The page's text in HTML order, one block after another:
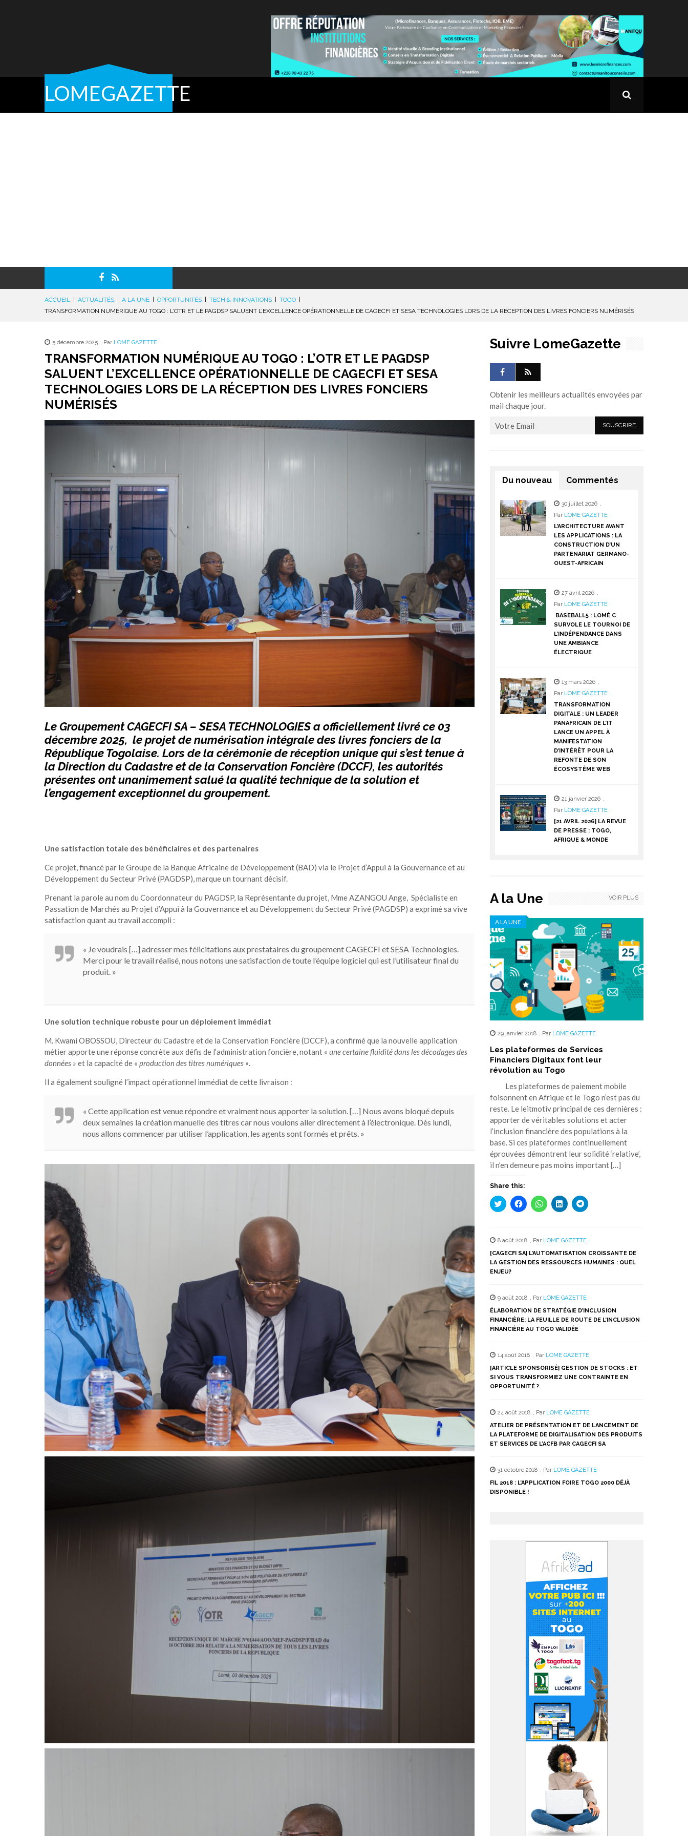
LOMEGAZETTE
ACCUEIL ACTUALITÉS A LA UNE OPPORTUNITÉS TECH & INNOVATIONS TOGO
TRANSFORMATION NUMÉRIQUE AU TOGO : L’OTR ET LE PAGDSP SALUENT L’EXCELLENCE OPÉRATIONNELLE DE CAGECFI ET SESA TECHNOLOGIES LORS DE LA RÉCEPTION DES LIVRES FONCIERS NUMÉRISÉS
5 décembre 2025 , Par LOME GAZETTE
TRANSFORMATION NUMÉRIQUE AU TOGO : L’OTR ET LE PAGDSP
SALUENT L’EXCELLENCE OPÉRATIONNELLE DE CAGECFI ET SESA
TECHNOLOGIES LORS DE LA RÉCEPTION DES LIVRES FONCIERS
NUMÉRISÉS
Le Groupement CAGECFI SA – SESA TECHNOLOGIES a officiellement livré ce 03
décembre 2025, le projet de numérisation intégrale des livres fonciers de la
République Togolaise. Lors de la cérémonie de réception unique qui s’est tenue à
la Direction du Cadastre et de la Conservation Foncière (DCCF), les autorités
présentes ont unanimement salué la qualité technique de la solution et
l’engagement exceptionnel du groupement.
Une satisfaction totale des bénéficiaires et des partenaires
Ce projet, financé par le Groupe de la Banque Africaine de Développement (BAD) via le Projet d’Appui à la Gouvernance et au
Développement du Secteur Privé (PAGDSP), marque un tournant décisif.
Prenant la parole au nom du Coordonnateur du PAGDSP, la Représentante du projet, Mme AZANGOU Ange, Spécialiste en
Passation de Marchés au Projet d’Appui à la Gouvernance et au Développement du Secteur Privé (PAGDSP) a exprimé sa vive
satisfaction quant au travail accompli :
« Je voudrais […] adresser mes félicitations aux prestataires du groupement CAGECFI et SESA Technologies.
Merci pour le travail réalisé, nous notons une satisfaction de toute l’équipe logiciel qui est l’utilisateur final du
produit. »
Une solution technique robuste pour un déploiement immédiat
M. Kwami OBOSSOU, Directeur du Cadastre et de la Conservation Foncière (DCCF), a confirmé que la nouvelle application
métier apporte une réponse concrète aux défis de l’administration foncière, notant « une certaine fluidité dans les décodages des
données » et la capacité de « production des titres numériques ».
Il a également souligné l’impact opérationnel immédiat de cette livraison :
« Cette application est venue répondre et vraiment nous apporter la solution. […] Nous avons bloqué depuis
deux semaines la création manuelle des titres car nous voulons aller directement à l’électronique. Dès lundi,
nous allons commencer par utiliser l’application, les agents sont formés et prêts. »
Suivre LomeGazette
Obtenir les meilleurs actualités envoyées par
mail chaque jour.
Du nouveau Commentés
30 juillet 2026 ,
Par LOME GAZETTE
L’ARCHITECTURE AVANT
LES APPLICATIONS : LA
CONSTRUCTION D’UN
PARTENARIAT GERMANO-
OUEST-AFRICAIN
27 avril 2026 ,
Par LOME GAZETTE
BASEBALL5 : LOMÉ C
SURVOLE LE TOURNOI DE
L’INDÉPENDANCE DANS
UNE AMBIANCE
ÉLECTRIQUE
13 mars 2026 ,
Par LOME GAZETTE
TRANSFORMATION
DIGITALE : UN LEADER
PANAFRICAIN DE L’IT
LANCE UN APPEL À
MANIFESTATION
D’INTÉRÊT POUR LA
REFONTE DE SON
ÉCOSYSTÈME WEB
21 janvier 2026 ,
Par LOME GAZETTE
[21 AVRIL 2026] LA REVUE
DE PRESSE : TOGO,
AFRIQUE & MONDE
A la Une
A LA UNE
29 janvier 2018 , Par LOME GAZETTE
Les plateformes de Services
Financiers Digitaux font leur
révolution au Togo
Les plateformes de paiement mobile
foisonnent en Afrique et le Togo n’est pas du
reste. Le leitmotiv principal de ces dernières :
apporter de véritables solutions et acter
l’inclusion financière des populations à la
base. Si ces plateformes continuellement
éprouvées démontrent leur solidité ‘relative’,
il n’en demeure pas moins important […]
Share this:
Cliquez
pour
une
nouvelle
fenêtre)
Cliquez
pour
une
nouvelle
fenêtre)
Cliquez
pour
une
nouvelle
fenêtre)
Cliquez
pour
une
nouvelle
fenêtre)
Cliquez
pour
une
nouvelle
fenêtre)
8 août 2018 , Par LOME GAZETTE
[CAGECFI SA] L’AUTOMATISATION CROISSANTE DE
LA GESTION DES RESSOURCES HUMAINES : QUEL
ENJEU?
9 août 2018 , Par LOME GAZETTE
ÉLABORATION DE STRATÉGIE D’INCLUSION
FINANCIÈRE: LA FEUILLE DE ROUTE DE L’INCLUSION
FINANCIÈRE AU TOGO VALIDÉE
14 août 2018 , Par LOME GAZETTE
[ARTICLE SPONSORISÉ] GESTION DE STOCKS : ET
SI VOUS TRANSFORMIEZ UNE CONTRAINTE EN
OPPORTUNITÉ ?
24 août 2018 , Par LOME GAZETTE
ATELIER DE PRÉSENTATION ET DE LANCEMENT DE
LA PLATEFORME DE DIGITALISATION DES PRODUITS
ET SERVICES DE L’ACFB PAR CAGECFI SA
31 octobre 2018 , Par LOME GAZETTE
FIL 2018 : L’APPLICATION FOIRE TOGO 2000 DÉJÀ
DISPONIBLE !
VOIR PLUS